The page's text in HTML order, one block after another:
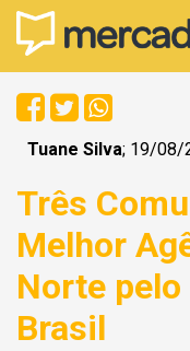
Tuane Silva; 19/08/
Três
Melhor
Norte
Brasil